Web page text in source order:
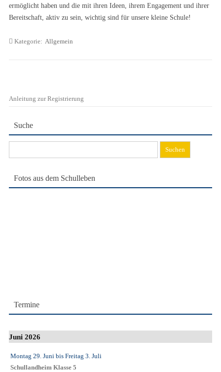
ermöglicht haben und die mit ihren Ideen, ihrem Engagement und ihrer
Bereitschaft, aktiv zu sein, wichtig sind für unsere kleine Schule!
Kategorie: Allgemein
Anleitung zur Registrierung
Suche
nach:
Fotos aus dem Schulleben
Termine
Juni 2026
Montag 29. Juni bis Freitag 3. Juli
Schullandheim Klasse 5